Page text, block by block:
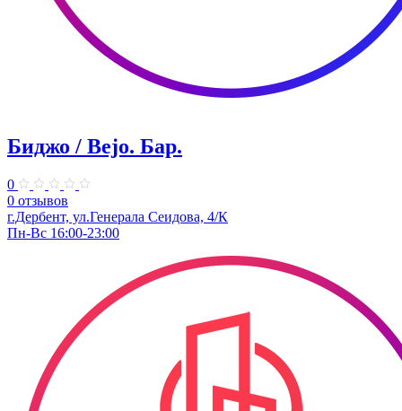
Биджо / Bejo. ​Бар.
0
0 отзывов
г.Дербент, ​ул.Генерала Сеидова, 4/К
Пн-Вс 16:00-23:00